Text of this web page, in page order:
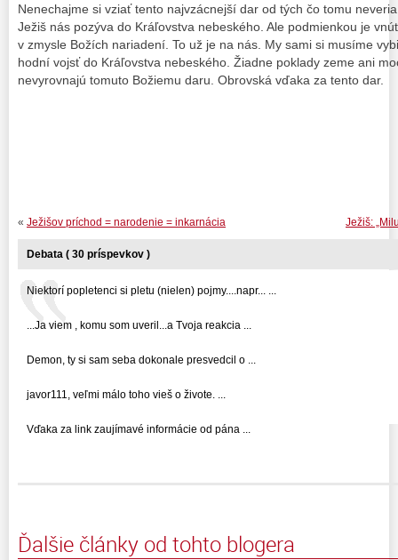
Nenechajme si vziať tento najvzácnejší dar od tých čo tomu
Ježiš nás pozýva do Kráľovstva nebeského. Ale podmienkou je
v zmysle Božích nariadení. To už je na nás. My sami si musíme
hodní vojsť do Kráľovstva nebeského. Žiadne poklady zeme ani
nevyrovnajú tomuto Božiemu daru. Obrovská vďaka za tento dar.
Ježiš:
« Ježišov príchod = narodenie = inkarnácia
Debata ( 30 príspevkov )
Niektorí popletenci si pletu (nielen) pojmy....napr... ...
...Ja viem , komu som uveril...a Tvoja reakcia ...
Demon, ty si sam seba dokonale presvedcil o ...
javor111, veľmi málo toho vieš o živote. ...
Vďaka za link zaujímavé informácie od pána ...
Ďalšie články od tohto blogera